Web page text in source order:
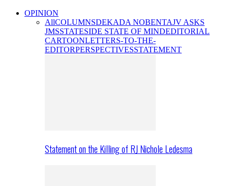
OPINION
AllCOLUMNSDEKADA NOBENTAJV ASKS
JMSSTATESIDE STATE OF MINDEDITORIAL
CARTOONLETTERS-TO-THE-
EDITORPERSPECTIVESSTATEMENT
Statement on the Killing of RJ Nichole Ledesma